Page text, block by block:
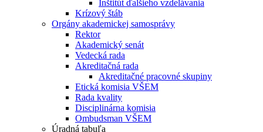
Inštitút ďalšieho vzdelávania
Krízový štáb
Orgány akademickej samosprávy
Rektor
Akademický senát
Vedecká rada
Akreditačná rada
Akreditačné pracovné skupiny
Etická komisia VŠEM
Rada kvality
Disciplinárna komisia
Ombudsman VŠEM
Úradná tabuľa